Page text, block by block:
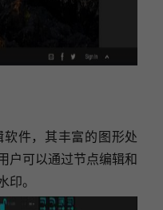
件，其丰富的图形处
户可以通过节点编辑和
。